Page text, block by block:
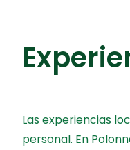
Las experiencias
personal. En